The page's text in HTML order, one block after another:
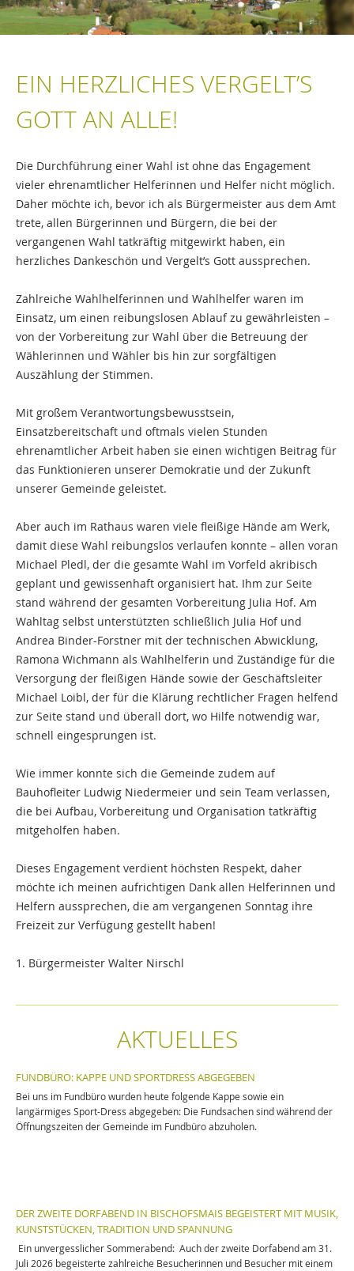
EIN HERZLICHES VERGELT’S
GOTT AN ALLE!
Die Durchführung einer Wahl ist ohne das Engagement
vieler ehrenamtlicher Helferinnen und Helfer nicht möglich.
Daher möchte ich, bevor ich als Bürgermeister aus dem Amt
trete, allen Bürgerinnen und Bürgern, die bei der
vergangenen Wahl tatkräftig mitgewirkt haben, ein
herzliches Dankeschön und Vergelt’s Gott aussprechen.
Zahlreiche Wahlhelferinnen und Wahlhelfer waren im
Einsatz, um einen reibungslosen Ablauf zu gewährleisten –
von der Vorbereitung zur Wahl über die Betreuung der
Wählerinnen und Wähler bis hin zur sorgfältigen
Auszählung der Stimmen.
Mit großem Verantwortungsbewusstsein,
Einsatzbereitschaft und oftmals vielen Stunden
ehrenamtlicher Arbeit haben sie einen wichtigen Beitrag für
das Funktionieren unserer Demokratie und der Zukunft
unserer Gemeinde geleistet.
Aber auch im Rathaus waren viele fleißige Hände am Werk,
damit diese Wahl reibungslos verlaufen konnte – allen voran
Michael Pledl, der die gesamte Wahl im Vorfeld akribisch
geplant und gewissenhaft organisiert hat. Ihm zur Seite
stand während der gesamten Vorbereitung Julia Hof. Am
Wahltag selbst unterstützten schließlich Julia Hof und
Andrea Binder-Forstner mit der technischen Abwicklung,
Ramona Wichmann als Wahlhelferin und Zuständige für die
Versorgung der fleißigen Hände sowie der Geschäftsleiter
Michael Loibl, der für die Klärung rechtlicher Fragen helfend
zur Seite stand und überall dort, wo Hilfe notwendig war,
schnell eingesprungen ist.
Wie immer konnte sich die Gemeinde zudem auf
Bauhofleiter Ludwig Niedermeier und sein Team verlassen,
die bei Aufbau, Vorbereitung und Organisation tatkräftig
mitgeholfen haben.
Dieses Engagement verdient höchsten Respekt, daher
möchte ich meinen aufrichtigen Dank allen Helferinnen und
Helfern aussprechen, die am vergangenen Sonntag ihre
Freizeit zur Verfügung gestellt haben!
1. Bürgermeister Walter Nirschl
AKTUELLES
FUNDBÜRO: KAPPE UND SPORTDRESS ABGEGEBEN
Bei uns im Fundbüro wurden heute folgende Kappe sowie ein
langärmiges Sport-Dress abgegeben: Die Fundsachen sind während der
Öffnungszeiten der Gemeinde im Fundbüro abzuholen.
DER ZWEITE DORFABEND IN BISCHOFSMAIS BEGEISTERT MIT MUSIK,
KUNSTSTÜCKEN, TRADITION UND SPANNUNG
Ein unvergesslicher Sommerabend: Auch der zweite Dorfabend am 31.
Juli 2026 begeisterte zahlreiche Besucherinnen und Besucher mit einem